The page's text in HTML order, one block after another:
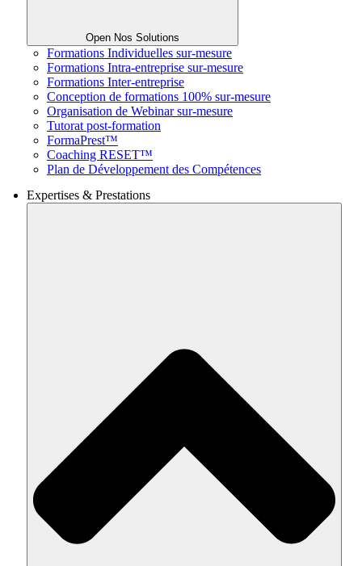
Open Nos Solutions
Formations Individuelles sur-mesure
Formations Intra-entreprise sur-mesure
Formations Inter-entreprise
Conception de formations 100% sur-mesure
Organisation de Webinar sur-mesure
Tutorat post-formation
FormaPrest™
Coaching RESET™
Plan de Développement des Compétences
Expertises & Prestations